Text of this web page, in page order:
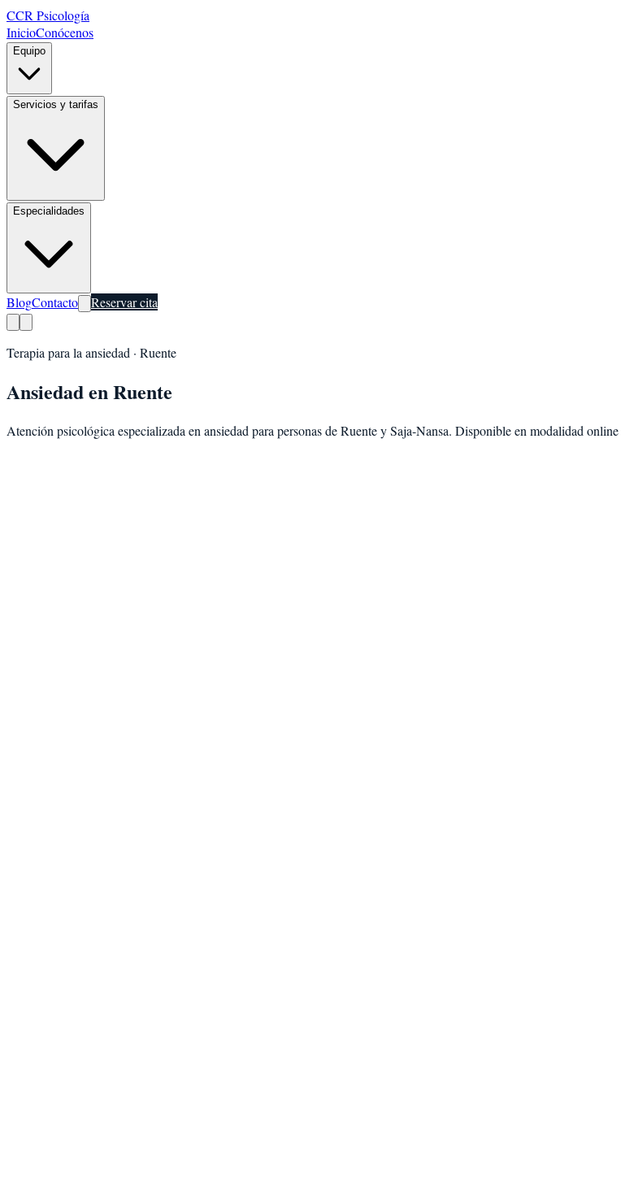
CCR Psicología
InicioConócenos
Equipo
Servicios y tarifas
Especialidades
BlogContacto Reservar cita
Terapia para la ansiedad · Ruente
AnsiedadenRuente
Atención psicológica especializada en ansiedad para personas deRuenteySaja-Nansa. Disponible en modalidad online